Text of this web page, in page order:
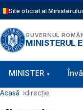
Sari la conținutul
Site oficial al
GUVERNUL
MINISTERUL
Navigație
MINISTER
Cale de navigare
Acasă direcție